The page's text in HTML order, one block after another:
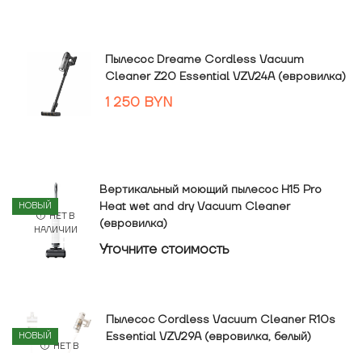
Пылесос Dreame Cordless Vacuum
Cleaner Z20 Essential VZV24A (евровилка)
1 250 BYN
НОВЫЙ
НЕТ В
НАЛИЧИИ
Вертикальный моющий пылесос H15 Pro
Heat wet and dry Vacuum Cleaner
(евровилка)
Уточнитe стоимость
НОВЫЙ
НЕТ В
Пылесос Cordless Vacuum Cleaner R10s
Essential VZV29A (евровилка, белый)